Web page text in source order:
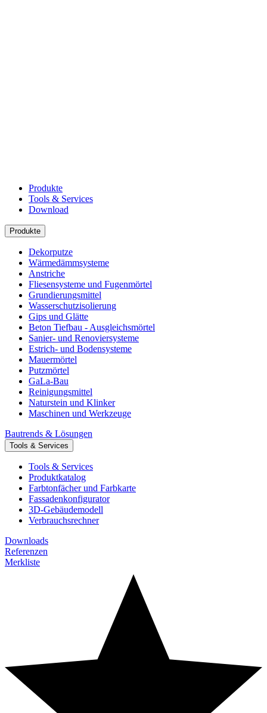
Produkte
Tools & Services
Download
Produkte
Dekorputze
Wärmedämmsysteme
Anstriche
Fliesensysteme und Fugenmörtel
Grundierungsmittel
Wasserschutzisolierung
Gips und Glätte
Beton Tiefbau - Ausgleichsmörtel
Sanier- und Renoviersysteme
Estrich- und Bodensysteme
Mauermörtel
Putzmörtel
GaLa-Bau
Reinigungsmittel
Naturstein und Klinker
Maschinen und Werkzeuge
Bautrends & Lösungen
Tools & Services
Tools & Services
Produktkatalog
Farbtonfächer und Farbkarte
Fassadenkonfigurator
3D-Gebäudemodell
Verbrauchsrechner
Downloads
Referenzen
Merkliste